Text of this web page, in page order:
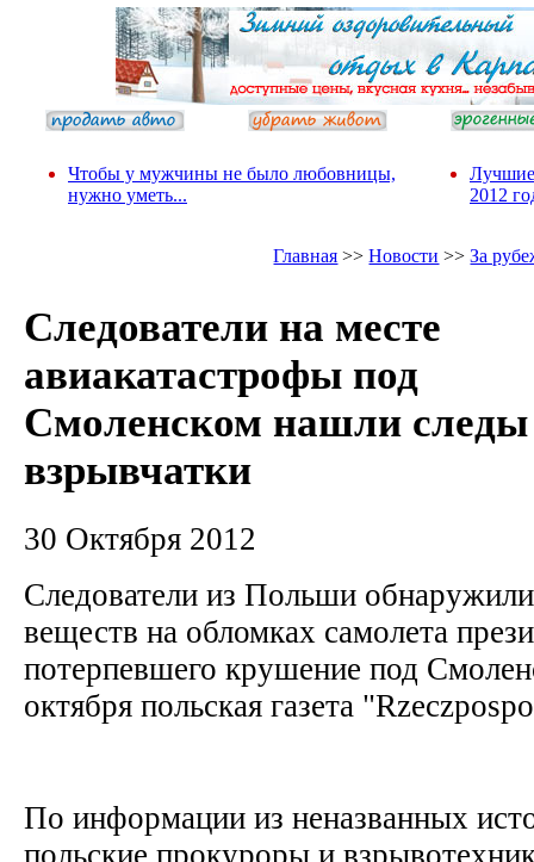
Чтобы у мужчины не было любовницы,
нужно уметь...
Лучшие
2012
Главная >>Новости >>За
Cледователи на месте
авиакатастрофы под
Смоленском нашли следы
взрывчатки
30 Октября 2012
Следователи из Польши
веществ на обломках самолета
потерпевшего крушение под
октября польская газета
По информации из неназванных
польские прокуроры и